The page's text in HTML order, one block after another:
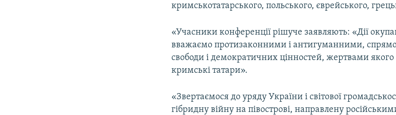
кримськотатарського, польського, єврейського,
«Учасники конференції рішуче заявляють: «Дії
вважаємо протизаконними і антигуманними,
свободи і демократичних цінностей, жертвами якого
кримські татари».
«Звертаємося до уряду України і світової
гібридну війну на півострові, направлену